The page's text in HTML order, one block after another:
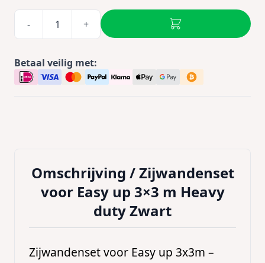
- +
Betaal veilig met:
Omschrijving /Zijwandenset
voor Easy up 3×3 m Heavy
duty Zwart
Zijwandenset voor Easy up 3x3m –